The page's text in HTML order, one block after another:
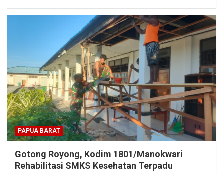
PAPUA BARAT
Gotong Royong, Kodim 1801/Manokwari
Rehabilitasi SMKS Kesehatan Terpadu